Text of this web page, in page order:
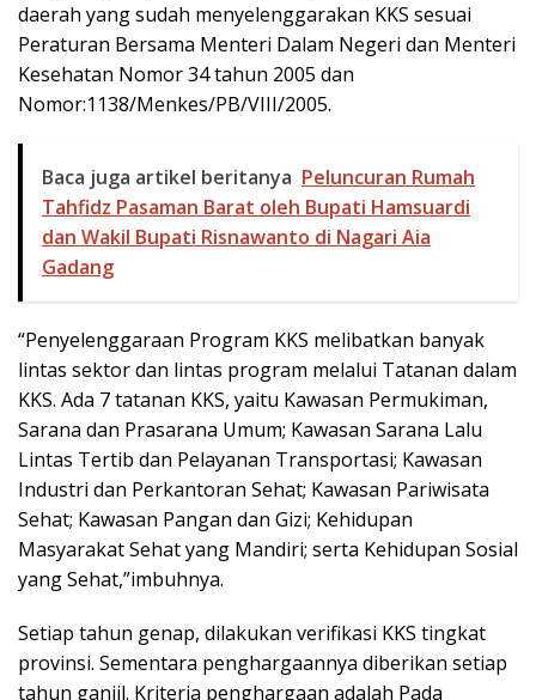
daerah yang sudah menyelenggarakan KKS sesuai
Peraturan Bersama Menteri Dalam Negeri dan Menteri
Kesehatan Nomor 34 tahun 2005 dan
Nomor:1138/Menkes/PB/VIII/2005.
Baca juga artikel beritanya Peluncuran Rumah
Tahfidz Pasaman Barat oleh Bupati Hamsuardi
dan Wakil Bupati Risnawanto di Nagari Aia
Gadang
“Penyelenggaraan Program KKS melibatkan banyak
lintas sektor dan lintas program melalui Tatanan dalam
KKS. Ada 7 tatanan KKS, yaitu Kawasan Permukiman,
Sarana dan Prasarana Umum; Kawasan Sarana Lalu
Lintas Tertib dan Pelayanan Transportasi; Kawasan
Industri dan Perkantoran Sehat; Kawasan Pariwisata
Sehat; Kawasan Pangan dan Gizi; Kehidupan
Masyarakat Sehat yang Mandiri; serta Kehidupan Sosial
yang Sehat,”imbuhnya.
Setiap tahun genap, dilakukan verifikasi KKS tingkat
provinsi. Sementara penghargaannya diberikan setiap
tahun ganjil. Kriteria penghargaan adalah Pada